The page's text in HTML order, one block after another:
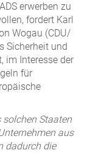
erwerben zu
fordert Karl
Wogau (CDU/
Sicherheit und
im Interesse der
für
solchen Staaten
aus
dadurch die